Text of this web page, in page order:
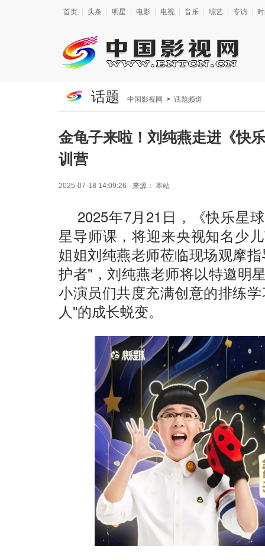
首页 头条 明星 电影 电视 音乐 综艺 专访
话题 中国影视网 > 话题频道
金龟子来啦！刘纯燕走进《快
训营
2025-07-18 14:09:26 来源： 本站
2025年7月21日，《快乐星
星导师课，将迎来央视知名少
姐姐刘纯燕老师莅临现场观摩
护者"，刘纯燕老师将以特邀明
小演员们共度充满创意的排练
人"的成长蜕变。